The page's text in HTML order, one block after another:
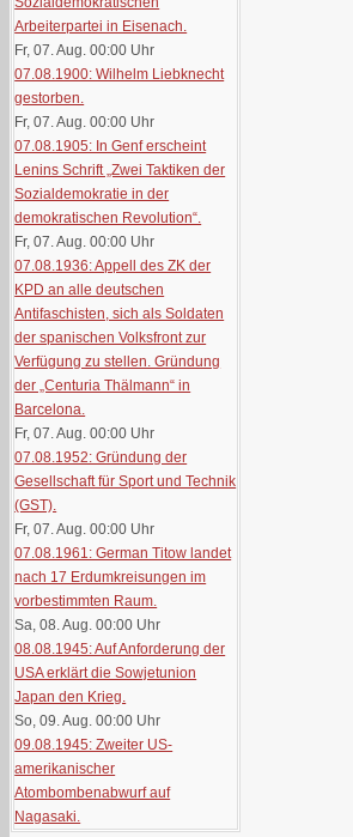
Arbeiterpartei in Eisenach.
Fr, 07. Aug. 00:00 Uhr
07.08.1900: Wilhelm Liebknecht
gestorben.
Fr, 07. Aug. 00:00 Uhr
07.08.1905: In Genf erscheint
Lenins Schrift „Zwei Taktiken der
Sozialdemokratie in der
demokratischen Revolution“.
Fr, 07. Aug. 00:00 Uhr
07.08.1936: Appell des ZK der
KPD an alle deutschen
Antifaschisten, sich als Soldaten
der spanischen Volksfront zur
Verfügung zu stellen. Gründung
der „Centuria Thälmann“ in
Barcelona.
Fr, 07. Aug. 00:00 Uhr
07.08.1952: Gründung der
Gesellschaft für Sport und Technik
(GST).
Fr, 07. Aug. 00:00 Uhr
07.08.1961: German Titow landet
nach 17 Erdumkreisungen im
vorbestimmten Raum.
Sa, 08. Aug. 00:00 Uhr
08.08.1945: Auf Anforderung der
USA erklärt die Sowjetunion
Japan den Krieg.
So, 09. Aug. 00:00 Uhr
09.08.1945: Zweiter US-
amerikanischer
Atombombenabwurf auf
Nagasaki.